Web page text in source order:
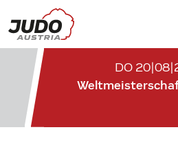
DO